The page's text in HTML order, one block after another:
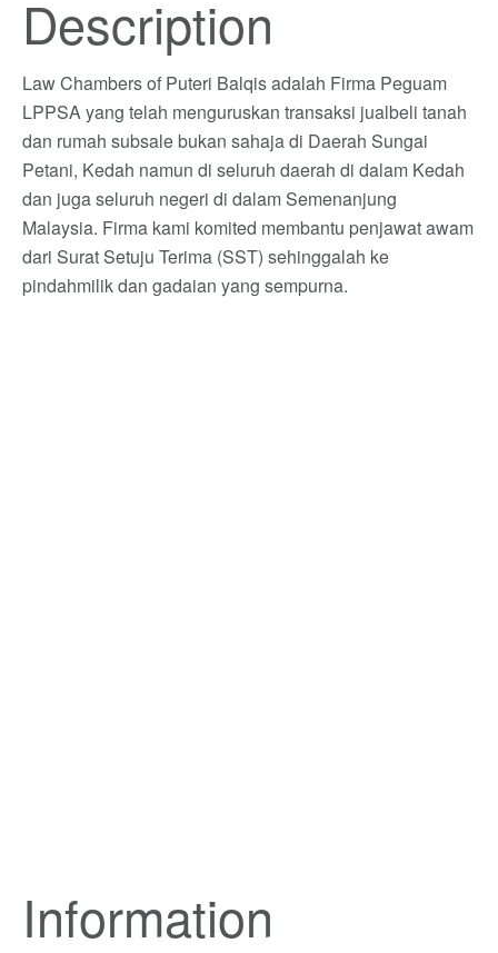
Description
Law Chambers of Puteri Balqis adalah Firma Peguam
LPPSA yang telah menguruskan transaksi jualbeli tanah
dan rumah subsale bukan sahaja di Daerah Sungai
Petani, Kedah namun di seluruh daerah di dalam Kedah
dan juga seluruh negeri di dalam Semenanjung
Malaysia. Firma kami komited membantu penjawat awam
dari Surat Setuju Terima (SST) sehinggalah ke
pindahmilik dan gadaian yang sempurna.
Information